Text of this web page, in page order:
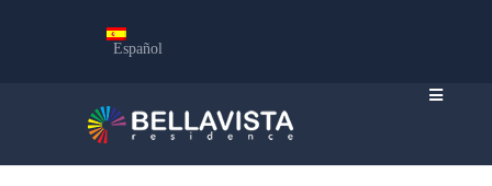
Español